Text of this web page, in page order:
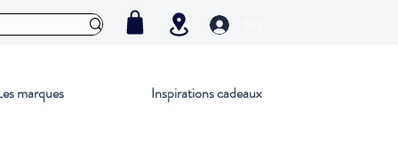
marques Inspirations cadeaux